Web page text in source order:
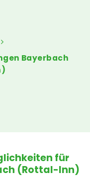
Bayerbach
für
(Rottal-Inn)